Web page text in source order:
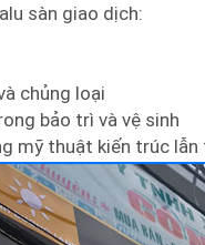
sàn giao dịch:
chủng loại
bảo trì và vệ sinh
mỹ thuật kiến trúc lẫn